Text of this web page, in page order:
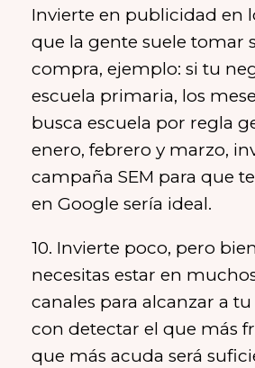
Invierte en publicidad en
que la gente suele tomar
compra, ejemplo: si tu
escuela primaria, los
busca escuela por regla
enero, febrero y marzo,
campaña SEM para que
en Google sería ideal.
10. Invierte poco, pero
necesitas estar en
canales para alcanzar a
con detectar el que más
que más acuda será